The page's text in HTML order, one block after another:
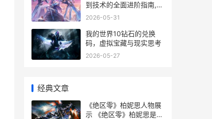
到技术的全面进阶指南,副
标题成为团队可靠的支柱
2026-05-31
我的世界10钻石的兑换
码，虚拟宝藏与现实思考
2026-05-27
经典文章
《绝区零》柏妮思人物展
示 《绝区零》柏妮思是什